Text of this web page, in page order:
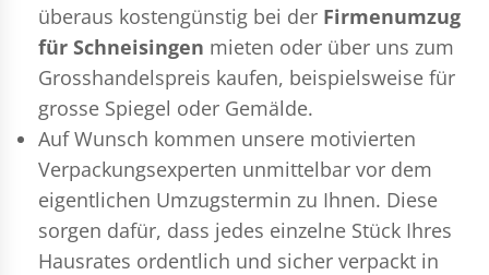
überaus kostengünstig bei der Firmenumzug
für Schneisingen mieten oder über uns zum
Grosshandelspreis kaufen, beispielsweise für
grosse Spiegel oder Gemälde.
Auf Wunsch kommen unsere motivierten
Verpackungsexperten unmittelbar vor dem
eigentlichen Umzugstermin zu Ihnen. Diese
sorgen dafür, dass jedes einzelne Stück Ihres
Hausrates ordentlich und sicher verpackt in